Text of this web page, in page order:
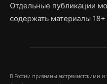
Отдельные публикации
содержать материалы 18+
В России признаны экстремистскими